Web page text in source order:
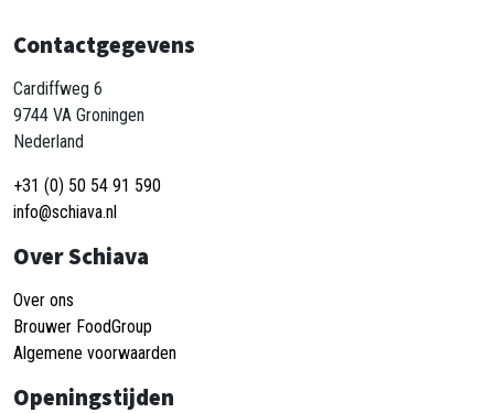
Contactgegevens
Cardiffweg 6
9744 VA Groningen
Nederland
+31 (0) 50 54 91 590
info@schiava.nl
Over Schiava
Over ons
Brouwer FoodGroup
Algemene voorwaarden
Openingstijden